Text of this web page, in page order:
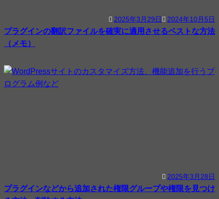
2025年3月29日 2024年10月5日
プラグインの翻訳ファイルを確実に適用させるベストな方法
（メモ）
2025年3月28日
プラグインなどから追加された権限グループや権限を見つけ